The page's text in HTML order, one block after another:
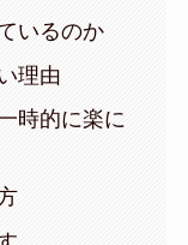
いるのか
理由
時的に楽に